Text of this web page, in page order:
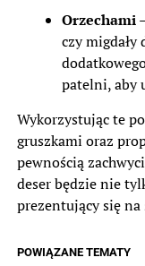
Orzechami
czy migdały
patelni, aby
Wykorzystując te
gruszkami oraz
pewnością
deser będzie nie
prezentujący się na
POWIĄZANE TEMATY